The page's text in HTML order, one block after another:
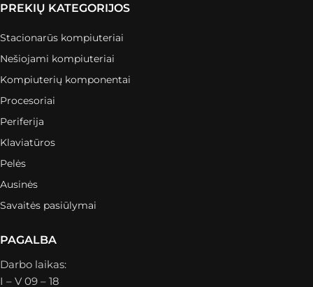
PREKIŲ KATEGORIJOS
Stacionarūs kompiuteriai
Nešiojami kompiuteriai
Kompiuterių komponentai
Procesoriai
Periferija
Klaviatūros
Pelės
Ausinės
Savaitės pasiūlymai
PAGALBA
Darbo laikas:
I – V 09 – 18